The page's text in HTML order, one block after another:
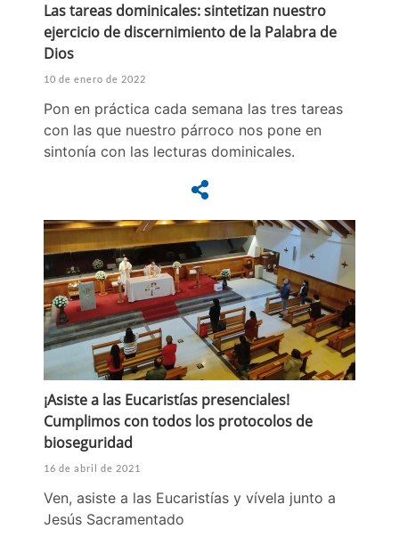
Las tareas dominicales: sintetizan nuestro
ejercicio de discernimiento de la Palabra de
Dios
10 de enero de 2022
Pon en práctica cada semana las tres tareas
con las que nuestro párroco nos pone en
sintonía con las lecturas dominicales.
¡Asiste a las Eucaristías presenciales!
Cumplimos con todos los protocolos de
bioseguridad
16 de abril de 2021
Ven, asiste a las Eucaristías y vívela junto a
Jesús Sacramentado